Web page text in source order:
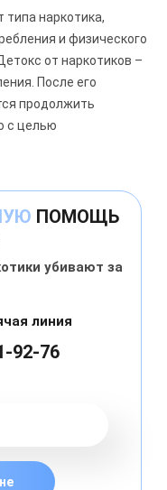
наркотика,
и физического
от наркотиков –
После его
продолжить
с целью
ПОМОЩЬ
убивают за
линия
92-76